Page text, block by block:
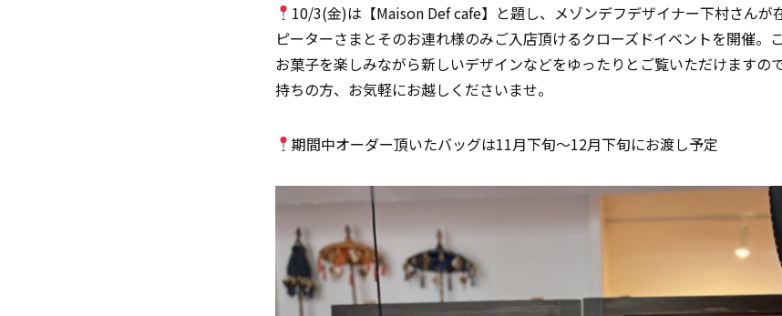
10/3(金)は【Maison Def cafe】と題し、メゾンデフデザイナー下村さんが
ピーターさまとそのお連れ様のみご入店頂けるクローズドイベントを開催。
お菓子を楽しみながら新しいデザインなどをゆったりとご覧いただけますの
持ちの方、お気軽にお越しくださいませ。
期間中オーダー頂いたバッグは11月下旬～12月下旬にお渡し予定